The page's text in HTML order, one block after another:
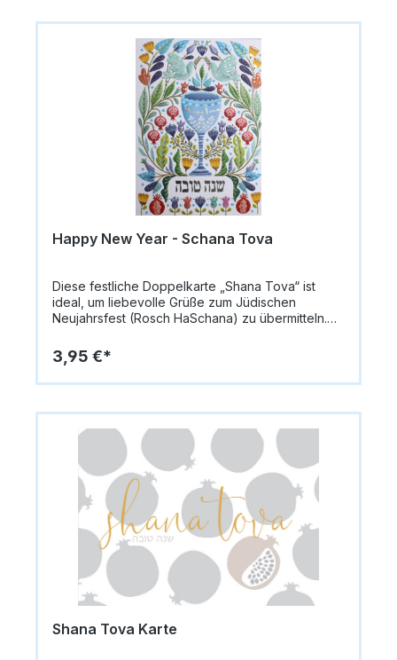
Karte misst 14,8 x 10,5 cm (A6) und besteht aus
hochwertigem Papier (335 g/m²). Innen bleibt die
Karte blanko, sodass persönliche Grüße
individuell eingetragen werden können. Das
Design wirkt stylish, hipp und modern, perfekt für
zeitgemäße Neujahrsgrüße.Format: 14,8 x 10,5 cm
(A6)Papiergewicht: 335 g/m²Innen: blanko für
persönliche NachrichtenMotiv: Beige-weiß
gestreifter Hintergrund, Schriftzug „Shana Tova“
mit Apfel-OStil: stylish, hipp, modernAnlass: Rosch
HaSchana / Jüdisches Neujahrsfest
Happy New Year - Schana Tova
Diese festliche Doppelkarte „Shana Tova“ ist
ideal, um liebevolle Grüße zum Jüdischen
Neujahrsfest (Rosch HaSchana) zu übermitteln.
versehen und zeigt ein farbenfrohes, buntes
Design: Eine Taube mit Olivenzweig im Schnabel,
Granatäpfel und einen Kelch in der Mitte mit der
steht für Frieden, während Granatäpfel Segen
und Fruchtbarkeit symbolisieren.Die Karte misst
14,8 x 10,5 cm (A6) und besteht aus
hochwertigem Papier (335 g/m²). Im Lieferumfang
ist ein passender Umschlag enthalten. Innen bleibt
die Karte blanko, sodass persönliche Grüße
individuell eingetragen werden können.Format:
14,8 x 10,5 cm (A6)Papiergewicht: 335 g/m²Innen:
blanko für persönliche NachrichtenVerzierung:
SilberprägungMotiv: Taube mit Olivenzweig,
Granatäpfel, Kelch mit „Shana Tova“Lieferung:
inkl. UmschlagAnlass: Rosch HaSchana /
Jüdisches Neujahrsfest
3,95 €*
Shana Tova Karte